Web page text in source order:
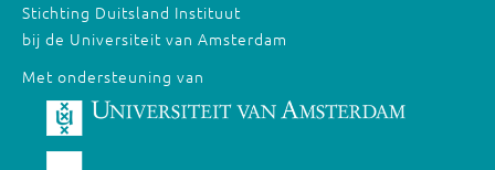
Stichting Duitsland Instituut
bij de Universiteit van Amsterdam
Met ondersteuning van